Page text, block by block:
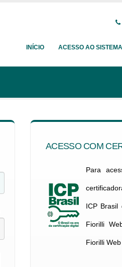
INÍCIO ACESSO AO SISTEMA
ACESSO COM
Para
ICP Brasil
Fiorilli
Fiorilli